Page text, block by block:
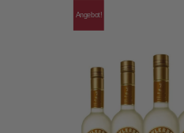
Angebot!